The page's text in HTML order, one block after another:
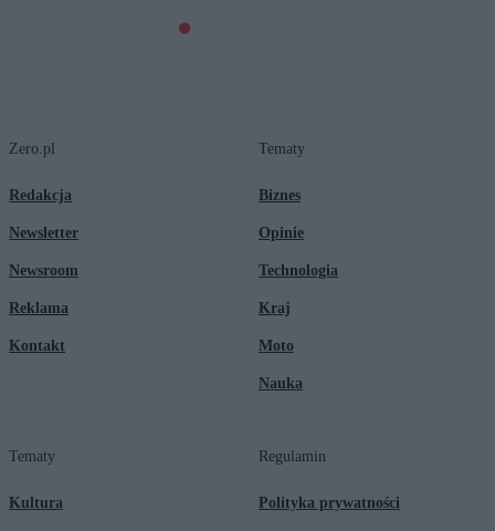
Zero.pl
Redakcja
Newsletter
Newsroom
Reklama
Kontakt
Tematy
Biznes
Opinie
Technologia
Kraj
Moto
Nauka
Tematy
Kultura
Regulamin
Polityka prywatności